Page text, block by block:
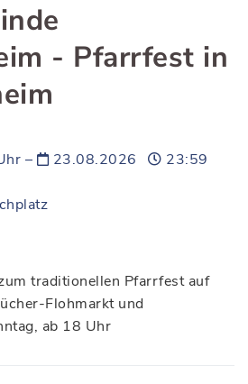
- Pfarrfest in
– 23.08.2026
23:59
traditionellen Pfarrfest auf
Flohmarkt und
ab 18 Uhr